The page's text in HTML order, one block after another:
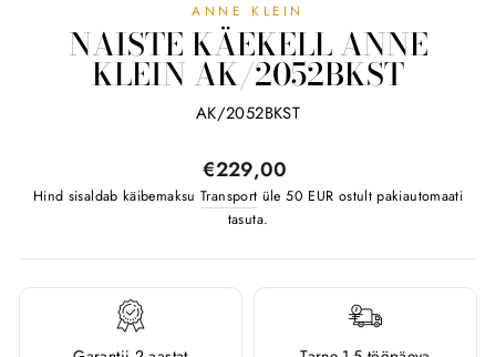
ANNE KLEIN
NAISTE KÄEKELL ANNE
KLEIN AK/2052BKST
AK/2052BKST
Tavahind
€229,00
Hind sisaldab käibemaksuTransport üle 50 EUR ostult pakiautomaati
tasuta.